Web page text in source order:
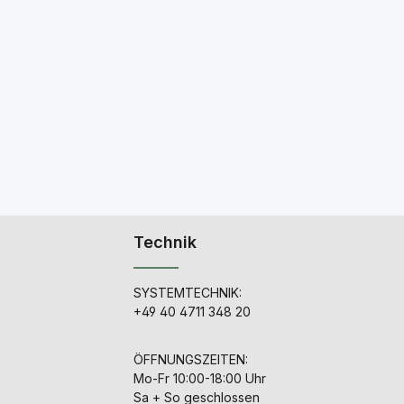
Technik
SYSTEMTECHNIK:
+49 40 4711 348 20
ÖFFNUNGSZEITEN:
Mo-Fr 10:00-18:00 Uhr
Sa + So geschlossen